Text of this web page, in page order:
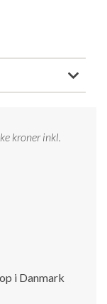
kroner inkl.
i Danmark